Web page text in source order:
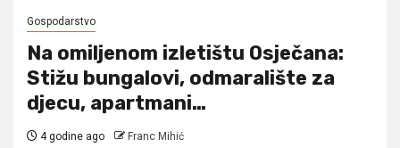
Gospodarstvo
Na omiljenom izletištu Osječana:
Stižu bungalovi, odmaralište za
djecu, apartmani…
4 godine ago Franc Mihić